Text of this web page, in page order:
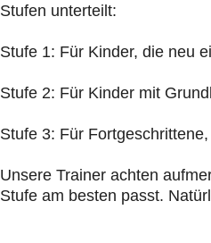
Stufen unterteilt:
Stufe 1: Für Kinder, die neu
Stufe 2: Für Kinder mit
Stufe 3: Für
Unsere Trainer achten
Stufe am besten passt.